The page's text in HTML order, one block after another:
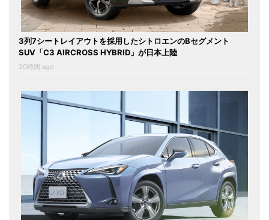
3列7シートレイアウトを採用したシトロエンのBセグメント
SUV「C3 AIRCROSS HYBRID」が日本上陸
20時間 ago